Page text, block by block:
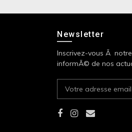
Newsletter
Inscrivez-vous Ã
informÃ© de nos